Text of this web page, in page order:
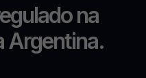
na
Argentina.